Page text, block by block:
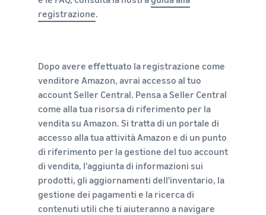
registrazione.
Dopo avere effettuato la registrazione come
venditore Amazon, avrai accesso al tuo
account Seller Central. Pensa a Seller Central
come alla tua risorsa di riferimento per la
vendita su Amazon. Si tratta di un portale di
accesso alla tua attività Amazon e di un punto
di riferimento per la gestione del tuo account
di vendita, l'aggiunta di informazioni sui
prodotti, gli aggiornamenti dell'inventario, la
gestione dei pagamenti e la ricerca di
contenuti utili che ti aiuteranno a navigare